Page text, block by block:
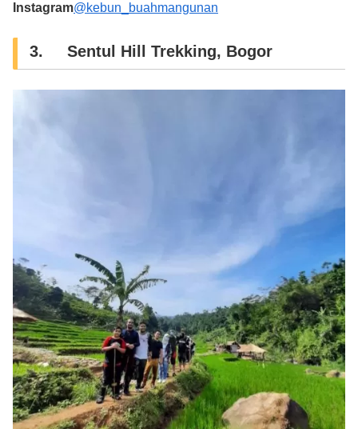
Instagram@kebun_buahmangunan
3. Sentul Hill Trekking, Bogor